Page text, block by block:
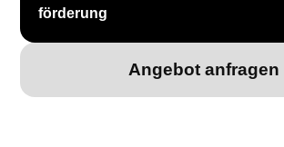
förderung
Angebot anfragen